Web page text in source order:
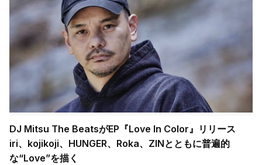
DJ Mitsu The BeatsがEP『Love In Color』リリース
iri、kojikoji、HUNGER、Roka、ZINとともに普遍的
な“Love”を描く